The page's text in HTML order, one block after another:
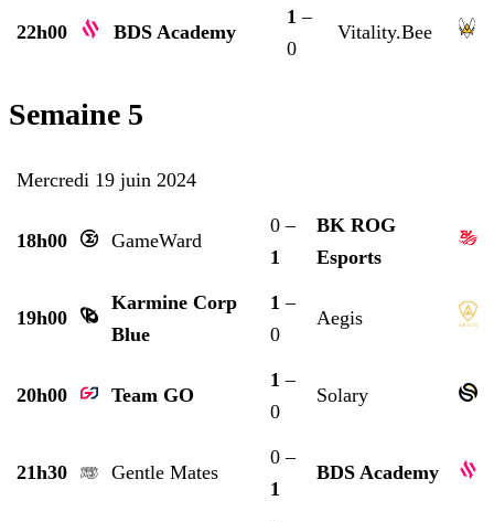
22h00 BDS Academy
1 –
0
Vitality.Bee
Semaine 5
Mercredi 19 juin 2024
18h00 GameWard
0 –
1
BK ROG
Esports
19h00
Karmine Corp
Blue
1 –
0
Aegis
20h00 Team GO
1 –
0
Solary
21h30 Gentle Mates
0 –
1
BDS Academy